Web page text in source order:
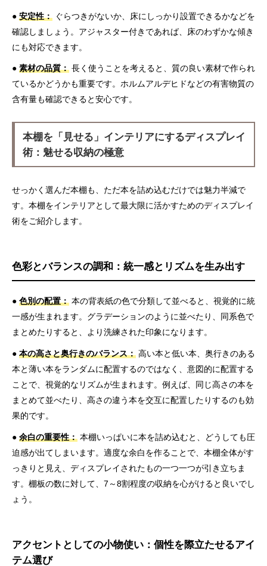
● 安定性： ぐらつきがないか、床にしっかり設置できるかなどを
確認しましょう。アジャスター付きであれば、床のわずかな傾き
にも対応できます。
● 素材の品質： 長く使うことを考えると、質の良い素材で作られ
ているかどうかも重要です。ホルムアルデヒドなどの有害物質の
含有量も確認できると安心です。
本棚を「見せる」インテリアにするディスプレイ
術：魅せる収納の極意
せっかく選んだ本棚も、ただ本を詰め込むだけでは魅力半減で
す。本棚をインテリアとして最大限に活かすためのディスプレイ
術をご紹介します。
色彩とバランスの調和：統一感とリズムを生み出す
● 色別の配置： 本の背表紙の色で分類して並べると、視覚的に統
一感が生まれます。グラデーションのように並べたり、同系色で
まとめたりすると、より洗練された印象になります。
● 本の高さと奥行きのバランス： 高い本と低い本、奥行きのある
本と薄い本をランダムに配置するのではなく、意図的に配置する
ことで、視覚的なリズムが生まれます。例えば、同じ高さの本を
まとめて並べたり、高さの違う本を交互に配置したりするのも効
果的です。
● 余白の重要性： 本棚いっぱいに本を詰め込むと、どうしても圧
迫感が出てしまいます。適度な余白を作ることで、本棚全体がす
っきりと見え、ディスプレイされたもの一つ一つが引き立ちま
す。棚板の数に対して、7～8割程度の収納を心がけると良いでし
ょう。
アクセントとしての小物使い：個性を際立たせるアイ
テム選び